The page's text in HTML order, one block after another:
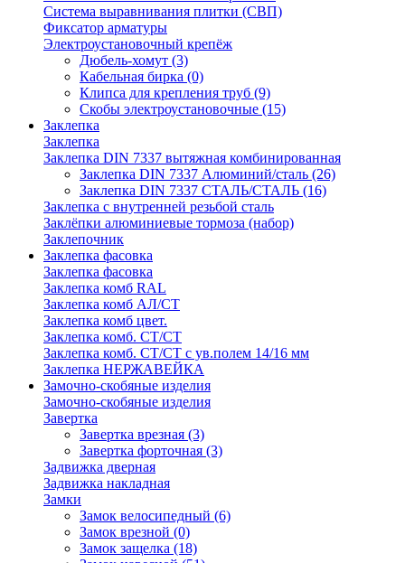
Система выравнивания плитки (СВП)
Фиксатор арматуры
Электроустановочный крепёж
Дюбель-хомут (3)
Кабельная бирка (0)
Клипса для крепления труб (9)
Скобы электроустановочные (15)
Заклепка
Заклепка
Заклепка DIN 7337 вытяжная комбинированная
Заклепка DIN 7337 Алюминий/сталь (26)
Заклепка DIN 7337 СТАЛЬ/СТАЛЬ (16)
Заклепка с внутренней резьбой сталь
Заклёпки алюминиевые тормоза (набор)
Заклепочник
Заклепка фасовка
Заклепка фасовка
Заклепка комб RAL
Заклепка комб АЛ/СТ
Заклепка комб цвет.
Заклепка комб. СТ/СТ
Заклепка комб. СТ/СТ с ув.полем 14/16 мм
Заклепка НЕРЖАВЕЙКА
Замочно-скобяные изделия
Замочно-скобяные изделия
Завертка
Завертка врезная (3)
Завертка форточная (3)
Задвижка дверная
Задвижка накладная
Замки
Замок велосипедный (6)
Замок врезной (0)
Замок защелка (18)